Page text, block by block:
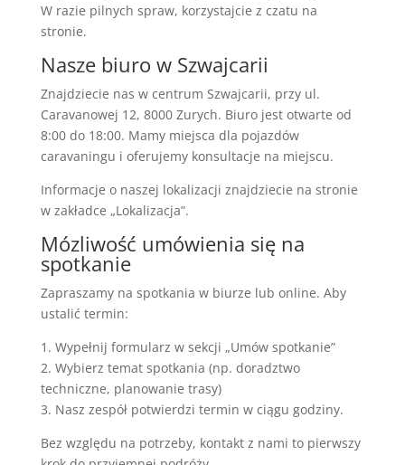
W razie pilnych spraw, korzystajcie z czatu na
stronie.
Nasze biuro w Szwajcarii
Znajdziecie nas w centrum Szwajcarii, przy ul.
Caravanowej 12, 8000 Zurych. Biuro jest otwarte od
8:00 do 18:00. Mamy miejsca dla pojazdów
caravaningu i oferujemy konsultacje na miejscu.
Informacje o naszej lokalizacji znajdziecie na stronie
w zakładce „Lokalizacja”.
Mózliwość umówienia się na
spotkanie
Zapraszamy na spotkania w biurze lub online. Aby
ustalić termin:
1. Wypełnij formularz w sekcji „Umów spotkanie”
2. Wybierz temat spotkania (np. doradztwo
techniczne, planowanie trasy)
3. Nasz zespół potwierdzi termin w ciągu godziny.
Bez względu na potrzeby, kontakt z nami to pierwszy